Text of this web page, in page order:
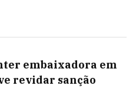
embaixadora em
revidar sanção